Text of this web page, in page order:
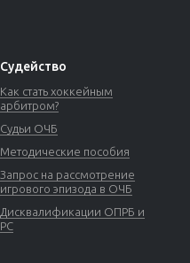
Судейство
Как стать хоккейным
арбитром?
Судьи ОЧБ
Методические пособия
Запрос на рассмотрение
игрового эпизода в ОЧБ
Дисквалификации ОПРБ и
РС